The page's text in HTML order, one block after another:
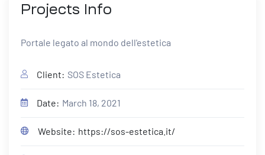
Projects Info
Portale legato al mondo dell'estetica
Client: SOS Estetica
Date: March 18, 2021
Website: https://sos-estetica.it/